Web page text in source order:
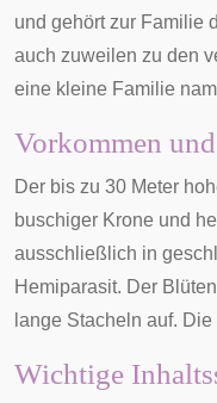
und gehört zur Familie
auch zuweilen zu den
eine kleine Familie
Vorkommen
Der bis zu 30 Meter
buschiger Krone und
ausschließlich in
Hemiparasit. Der
lange Stacheln auf. Die
Wichtige